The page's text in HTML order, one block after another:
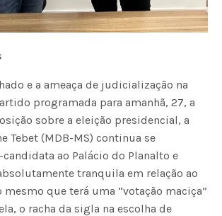
e a ameaça de judicialização na
programada para amanhã, 27, a
sobre a eleição presidencial, a
Tebet (MDB-MS) continua se
ao Palácio do Planalto e
tranquila em relação ao
mesmo que terá uma “votação maciça”
o racha da sigla na escolha de